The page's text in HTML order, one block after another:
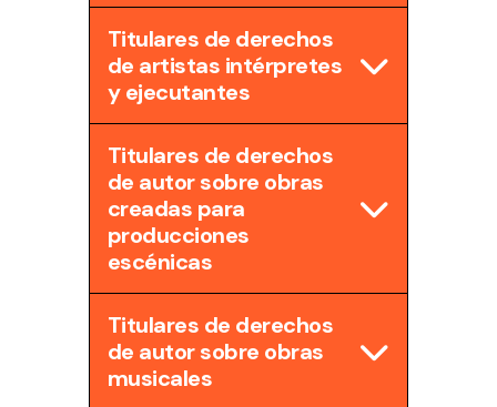
Titulares de derechos
de artistas intérpretes
y ejecutantes
Titulares de derechos
de autor sobre obras
creadas para
producciones
escénicas
Titulares de derechos
de autor sobre obras
musicales